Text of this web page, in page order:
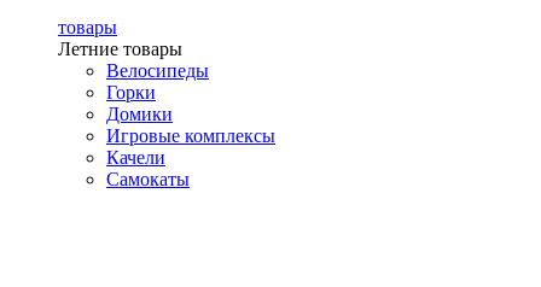
товары
Летние товары
Велосипеды
Горки
Домики
Игровые комплексы
Качели
Самокаты